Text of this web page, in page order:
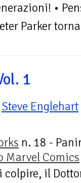
•
Parker
1
Steve Englehart
n. 18 -
Marvel Comics
il